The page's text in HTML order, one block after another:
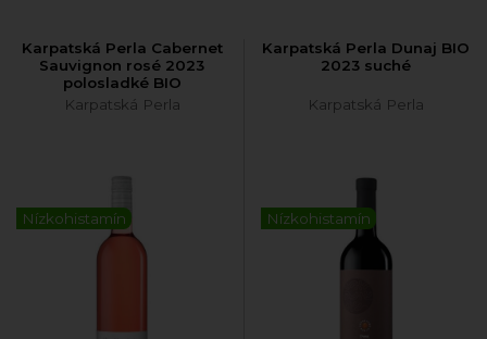
Karpatská Perla Cabernet
Sauvignon rosé 2023
polosladké BIO
Karpatská Perla
Nízkohistamín
Karpatská Perla Dunaj BIO
2023 suché
Karpatská Perla
Nízkohistamín